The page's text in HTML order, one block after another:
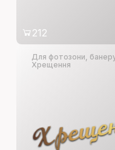
212
Для фотозони,
Хрещення